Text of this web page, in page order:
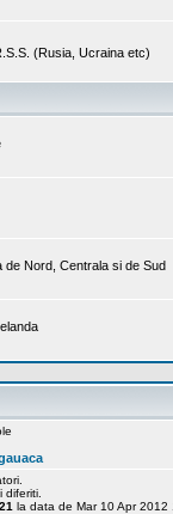
(Rusia, Ucraina etc)
de Nord, Centrala si de Sud
diferiti.
21 la data de Mar 10 Apr 2012